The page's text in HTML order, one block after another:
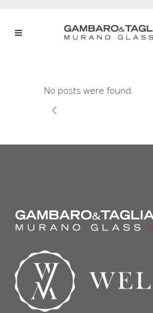
No posts were found.